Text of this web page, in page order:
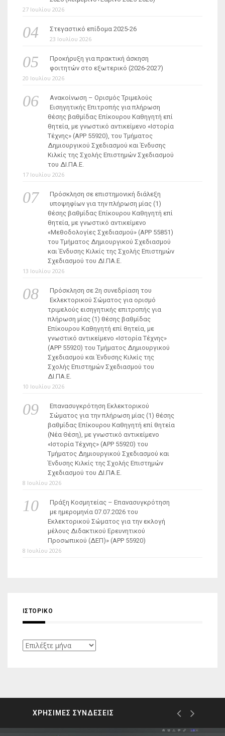
27 Ιουλίου 2026
Στεγαστικό επίδομα 2025-26
23 Ιουλίου 2026
Προκήρυξη για πρακτική άσκηση
φοιτητών στο εξωτερικό (2026-2027)
20 Ιουλίου 2026
Ανακοίνωση – Ορισμός Τριμελούς
Εισηγητικής Επιτροπής για πλήρωση
θέσης βαθμίδας Επίκουρου Καθηγητή επί
θητεία, με γνωστικό αντικείμενο «Ιστορία
Τέχνης» (ΑΡΡ 55920), του Τμήματος
Δημιουργικού Σχεδιασμού και Ένδυσης
Κιλκίς της Σχολής Επιστημών Σχεδιασμού
του ΔΙ.ΠΑ.Ε.
17 Ιουλίου 2026
Πρόσκληση σε επιστημονική διάλεξη
υποψηφίων για την πλήρωση μίας (1)
θέσης βαθμίδας Επίκουρου Καθηγητή επί
θητεία, με γνωστικό αντικείμενο
«Μεθοδολογίες Σχεδιασμού» (ΑΡΡ 55851)
του Τμήματος Δημιουργικού Σχεδιασμού
και Ένδυσης Κιλκίς της Σχολής Επιστημών
Σχεδιασμού του ΔΙ.ΠΑ.Ε.
13 Ιουλίου 2026
Πρόσκληση σε 2η συνεδρίαση του
Εκλεκτορικού Σώματος για ορισμό
τριμελούς εισηγητικής επιτροπής για
πλήρωση μίας (1) θέσης βαθμίδας
Επίκουρου Καθηγητή επί θητεία, με
γνωστικό αντικείμενο «Ιστορία Τέχνης»
(ΑΡΡ 55920) του Τμήματος Δημιουργικού
Σχεδιασμού και Ένδυσης Κιλκίς της
Σχολής Επιστημών Σχεδιασμού του
ΔΙ.ΠΑ.Ε.
10 Ιουλίου 2026
Επανασυγκρότηση Εκλεκτορικού
Σώματος για την πλήρωση μίας (1) θέσης
βαθμίδας Επίκουρου Καθηγητή επί θητεία
(Νέα Θέση), με γνωστικό αντικείμενο
«Ιστορία Τέχνης» (ΑΡΡ 55920) του
Τμήματος Δημιουργικού Σχεδιασμού και
Ένδυσης Κιλκίς της Σχολής Επιστημών
Σχεδιασμού του ΔΙ.ΠΑ.Ε.
8 Ιουλίου 2026
Πράξη Κοσμητείας – Επανασυγκρότηση
με ημερομηνία 07.07.2026 του
Εκλεκτορικού Σώματος για την εκλογή
μέλους Διδακτικού Ερευνητικού
Προσωπικού (ΔΕΠ)» (APP 55920)
8 Ιουλίου 2026
ΙΣΤΟΡΙΚΌ
Ιστορικό
ΧΡΗΣΙΜΕΣ ΣΥΝΔΕΣΕΙΣ